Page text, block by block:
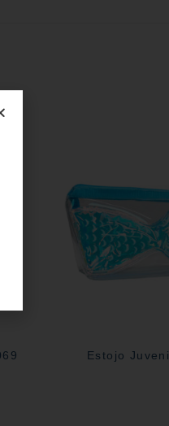
Estojo